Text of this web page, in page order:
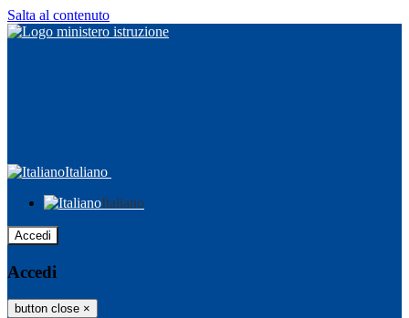
Salta al contenuto
Italiano
Italiano
Accedi
Accedi
button close ×